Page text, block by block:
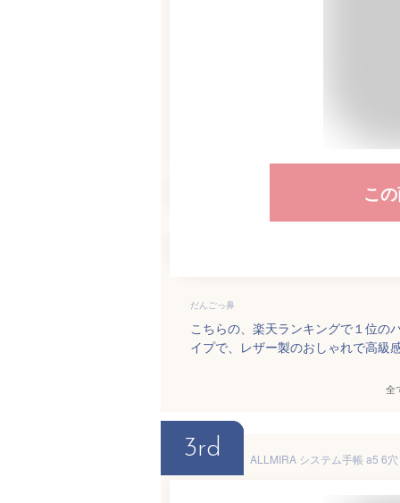
こ
だんごっ鼻
こちらの、楽天ランキングで１位の
イプで、レザー製のおしゃれで高級
全
3rd